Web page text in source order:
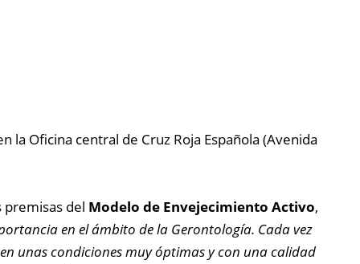
la Oficina central de Cruz Roja Española (Avenida
premisas del Modelo de Envejecimiento Activo,
en el ámbito de la Gerontología. Cada vez
unas condiciones muy óptimas y con una calidad